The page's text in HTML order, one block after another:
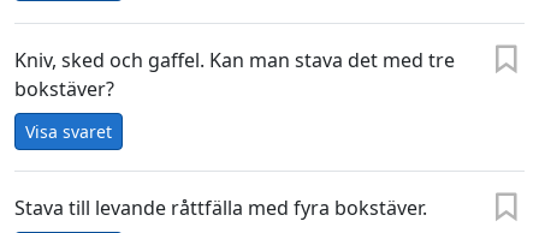
Kniv, sked och gaffel. Kan man stava det med tre
bokstäver?
Visa svaret
Stava till levande råttfälla med fyra bokstäver.